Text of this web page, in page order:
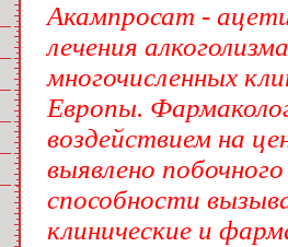
Акампросат -
лечения
многочисленных
Европы.
воздействием на
выявлено
способности
клинические и